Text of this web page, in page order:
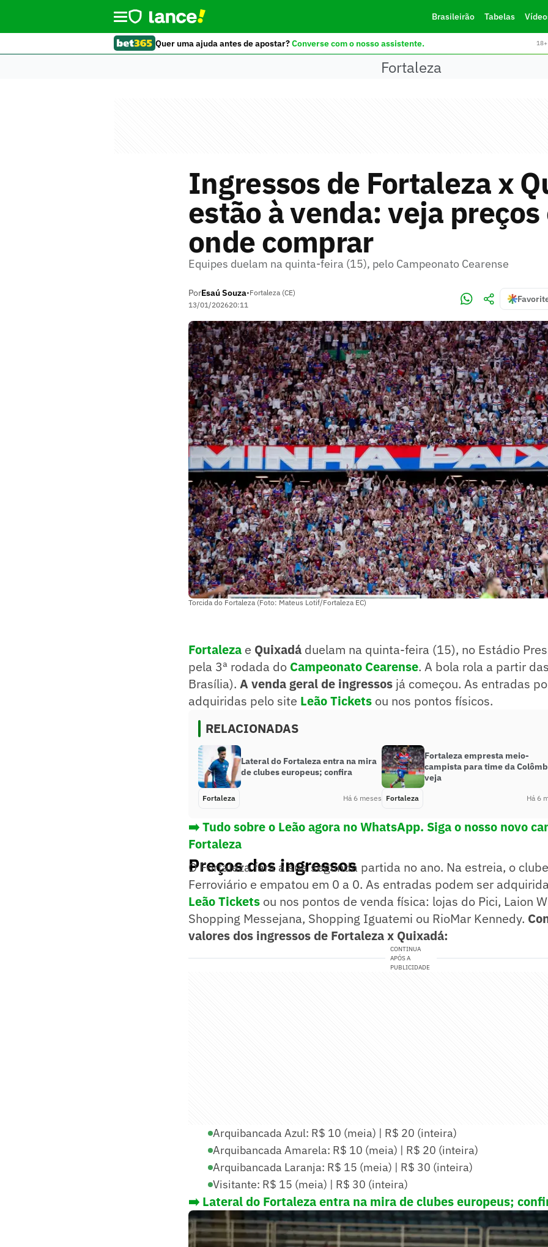
Brasileirão Tabelas
Quer uma ajuda antes de apostar?Converse com o nosso assistente.
Fortaleza
Ingressos de Fortaleza x
estão à venda: veja preços
onde comprar
Equipes duelam na quinta-feira (15), pelo Campeonato Cearense
PorEsaú Souza•Fortaleza (CE)
13/01/202620:11
Torcida do Fortaleza (Foto: Mateus Lotif/Fortaleza EC)
Fortaleza e Quixadá duelam na quinta-feira (15), no Estádio
pela 3ª rodada do Campeonato Cearense. A bola rola a partir
Brasília). A venda geral de ingressos já começou. As entradas
adquiridas pelo site Leão Tickets ou nos pontos físicos.
RELACIONADAS
Lateral do Fortaleza entra na mira
de clubes europeus; confira
Fortaleza Há 6 meses
Fortaleza empresta meio-
campista para time da
veja
Fortaleza Há 6
➡️ Tudo sobre o Leão agora no WhatsApp. Siga o nosso novo
Fortaleza
Preços dos ingressos
O Fortaleza fará a sua segunda partida no ano. Na estreia, o
Ferroviário e empatou em 0 a 0. As entradas podem ser
Leão Tickets ou nos pontos de venda física: lojas do Pici, Laion
Shopping Messejana, Shopping Iguatemi ou RioMar Kennedy.
valores dos ingressos de Fortaleza x Quixadá:
CONTINUA
APÓS A
PUBLICIDADE
Arquibancada Azul: R$ 10 (meia) | R$ 20 (inteira)
Arquibancada Amarela: R$ 10 (meia) | R$ 20 (inteira)
Arquibancada Laranja: R$ 15 (meia) | R$ 30 (inteira)
Visitante: R$ 15 (meia) | R$ 30 (inteira)
➡️ Lateral do Fortaleza entra na mira de clubes europeus;